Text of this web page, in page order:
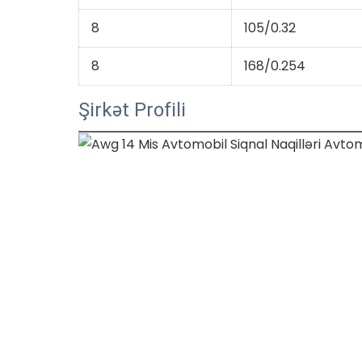
8 105/0.32
8 168/0.254
Şirkət Profili